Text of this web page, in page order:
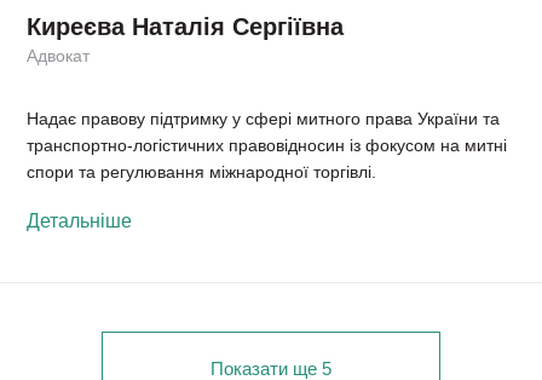
Киреєва Наталія Сергіївна
Адвокат
Надає правову підтримку у сфері митного права України та
транспортно-логістичних правовідносин із фокусом на митні
спори та регулювання міжнародної торгівлі.
Детальніше
Показати ще 5